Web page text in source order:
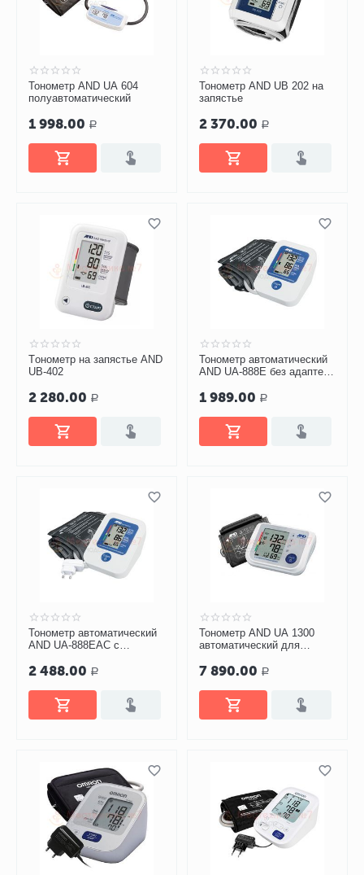
Тонометр AND UA 604
полуавтоматический
1 998.00 Р
Тонометр AND UB 202 на
запястье
2 370.00 Р
Tонометр на запястье AND
UB-402
2 280.00 Р
Тонометр автоматический
AND UA-888E без адаптера
1 989.00 Р
Тонометр автоматический
AND UA-888EAC с
2 488.00 Р
Тонометр AND UA 1300
автоматический для
7 890.00 Р